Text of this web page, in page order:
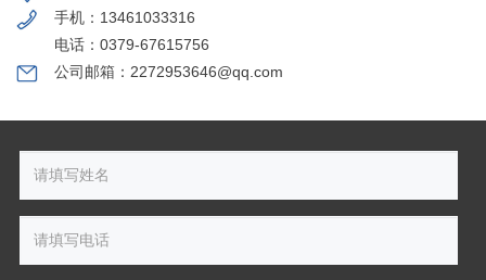
手机：13461033316
电话：0379-67615756
公司邮箱：2272953646@qq.com